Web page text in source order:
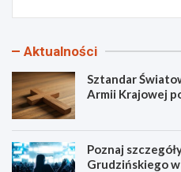
Aktualności
Sztandar
Armii Krajowej
Poznaj
Grudzińskiego